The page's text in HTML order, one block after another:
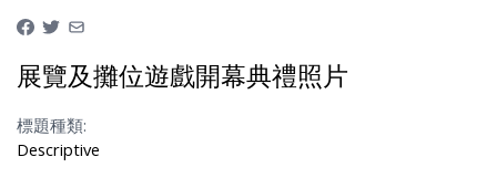
展覽及攤位遊戲開幕典禮照片
標題種類:
Descriptive